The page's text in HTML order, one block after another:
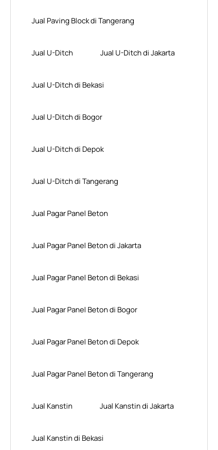
Jual Paving Block di Tangerang
Jual U-Ditch Jual U-Ditch di Jakarta
Jual U-Ditch di Bekasi
Jual U-Ditch di Bogor
Jual U-Ditch di Depok
Jual U-Ditch di Tangerang
Jual Pagar Panel Beton
Jual Pagar Panel Beton di Jakarta
Jual Pagar Panel Beton di Bekasi
Jual Pagar Panel Beton di Bogor
Jual Pagar Panel Beton di Depok
Jual Pagar Panel Beton di Tangerang
Jual Kanstin Jual Kanstin di Jakarta
Jual Kanstin di Bekasi